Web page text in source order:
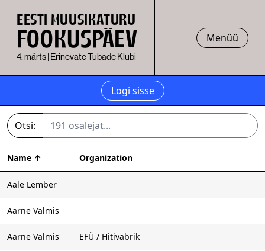
EESTI MUUSIKATURU
FOOKUSPÄEV
4. märts | Erinevate Tubade Klubi
Menüü
Logi sisse
Otsi:
Name ↑ Organization
Aale Lember
Aarne Valmis
Aarne Valmis EFÜ / Hitivabrik